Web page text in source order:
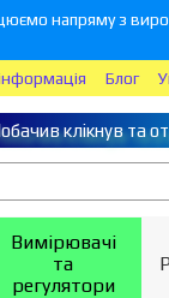
напряму з
Блог
клікнув та
Вимірювачі
та
регулятори